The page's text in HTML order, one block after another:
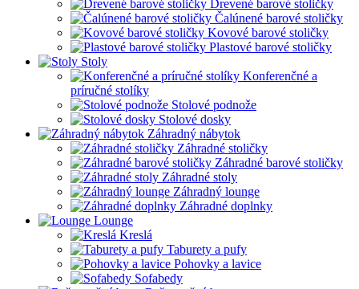
Drevené barové stoličky
Čalúnené barové stoličky
Kovové barové stoličky
Plastové barové stoličky
Stoly
Konferenčné a
príručné stolíky
Stolové podnože
Stolové dosky
Záhradný nábytok
Záhradné stoličky
Záhradné barové stoličky
Záhradné stoly
Záhradný lounge
Záhradné doplnky
Lounge
Kreslá
Taburety a pufy
Pohovky a lavice
Sofabedy